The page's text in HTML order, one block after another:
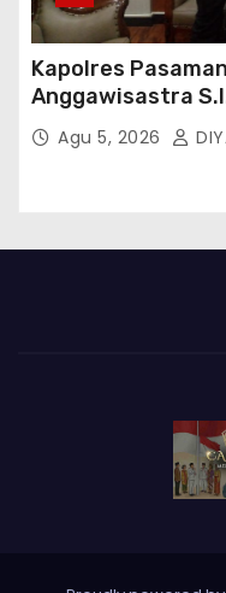
Kapolres
Anggawisastra
Kepala
Agu 5, 2026